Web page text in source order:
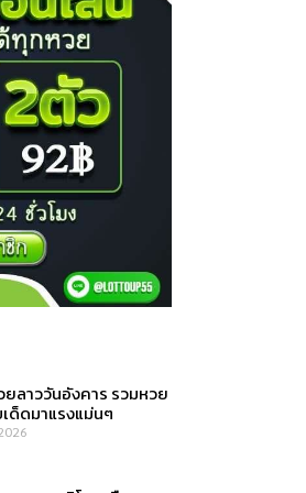
ลาววันอังคาร รวมหวย
ด็ดมาแรงแม่นๆ